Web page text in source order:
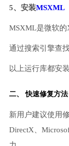
5、安装MSXML
MSXML是微软的
通过搜索引擎查
以上运行库都安
二、 快速修复方法
新用户建议使用
DirectX、